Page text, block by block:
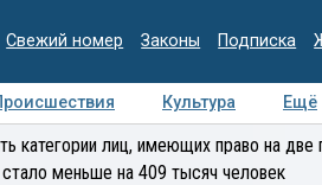
Свежий номер Законы Подписка
Культура Ещё
Интервью Колумнисты
категории лиц, имеющих право на две
меньше на 409 тысяч человек